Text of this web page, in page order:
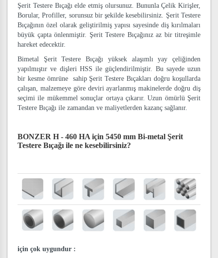
Şerit Testere Bıçağı elde etmiş olursunuz. Bununla Çelik Kirişler,
Borular, Profiller, sorunsuz bir şekilde kesebilirsiniz. Şerit Testere
Bıçağının özel olarak geliştirilmiş yapısı sayesinde diş kırılmaları
büyük çapta önlenmiştir. Şerit Testere Bıçağınız az bir titreşimle
hareket edecektir.
Bimetal Şerit Testere Bıçağı yüksek alaşımlı yay çeliğinden
yapılmıştır ve dişleri HSS ile güçlendirilmiştir. Bu sayede uzun
bir kesme ömrüne sahip Şerit Testere Bıçakları doğru koşullarda
çalışan, malzemeye göre deviri ayarlanmış makinelerde doğru diş
seçimi ile mükemmel sonuçlar ortaya çıkarır. Uzun ömürlü Şerit
Testere Bıçağı ile zamandan ve maliyetlerden kazanç sağlanır.
BONZER H - 460 HA için 5450 mm Bi-metal Şerit
Testere Bıçağı ile ne kesebilirsiniz?
için çok uygundur :